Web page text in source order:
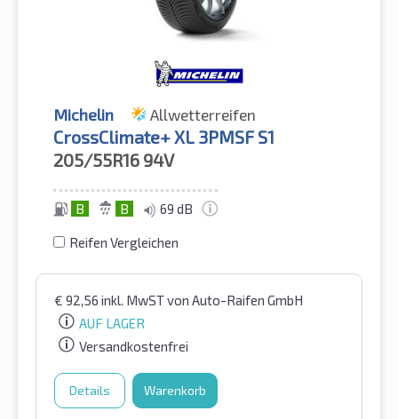
Michelin Allwetterreifen
CrossClimate+ XL 3PMSF S1
205/55R16 94V
B B 69 dB
Reifen Vergleichen
€ 92,56 inkl. MwSTvon Auto-Raifen GmbH
AUF LAGER
Versandkostenfrei
Details Warenkorb